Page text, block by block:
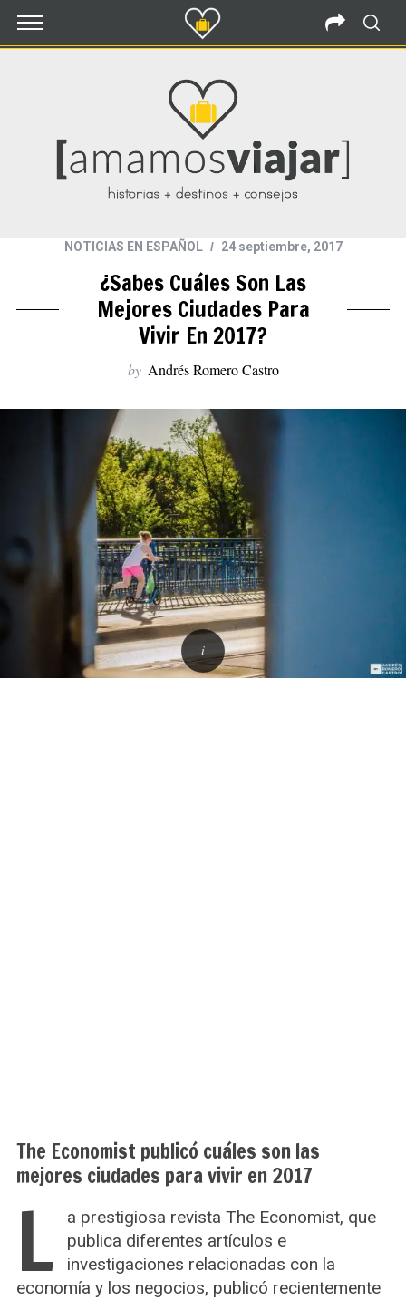
NOTICIAS EN ESPAÑOL 24 septiembre, 2017
¿Sabes Cuáles Son Las
Mejores Ciudades Para
Vivir En 2017?
by Andrés Romero Castro
The Economist publicó cuáles son las
mejores ciudades para vivir en 2017
L
a prestigiosa revista The Economist, que
publica diferentes artículos e
investigaciones relacionadas con la
economía y los negocios, publicó recientemente